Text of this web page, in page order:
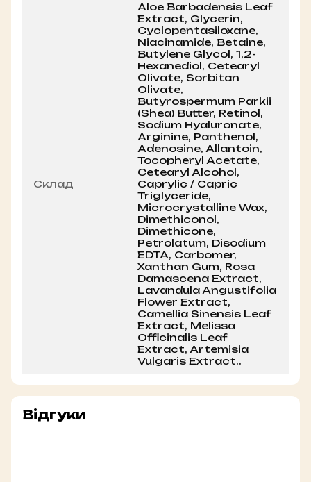
Склад
Aloe Barbadensis Leaf
Extract, Glycerin,
Cyclopentasiloxane,
Niacinamide, Betaine,
Butylene Glycol, 1,2-
Hexanediol, Cetearyl
Olivate, Sorbitan
Olivate,
Butyrospermum Parkii
(Shea) Butter, Retinol,
Sodium Hyaluronate,
Arginine, Panthenol,
Adenosine, Allantoin,
Tocopheryl Acetate,
Cetearyl Alcohol,
Caprylic / Capric
Triglyceride,
Microcrystalline Wax,
Dimethiconol,
Dimethicone,
Petrolatum, Disodium
EDTA, Carbomer,
Xanthan Gum, Rosa
Damascena Extract,
Lavandula Angustifolia
Flower Extract,
Camellia Sinensis Leaf
Extract, Melissa
Officinalis Leaf
Extract, Artemisia
Vulgaris Extract..
Відгуки